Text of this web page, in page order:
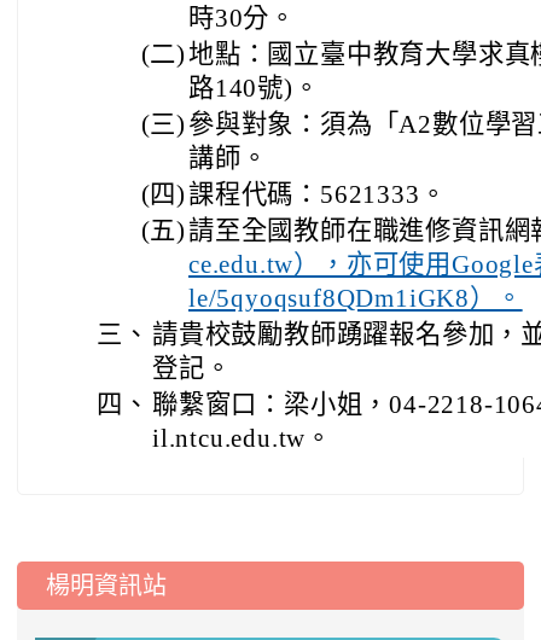
時30分。
(二)地點：國立臺中教育大學求
路140號)。
(三) 參與對象：須為「A2數位學
講師。
(四)課程代碼：5621333。
(五) 請至全國教師在職進修資訊網
ce.edu.tw），亦可使用
le/5qyoqsuf8QDm1iGK8）。
三、 請貴校鼓勵教師踴躍報名參加，
登記。
四、 聯繫窗口：梁小姐，04-2218-
il.ntcu.edu.tw。
::: 楊明資訊站